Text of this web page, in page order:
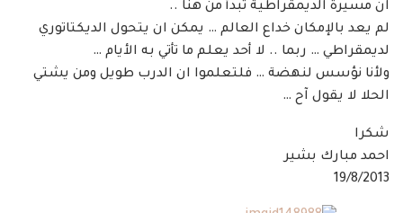
ان مسيرة الديمقراطية تبدأ من هنا ..
لم يعد بالإمكان خداع العالم … يمكن ان يتحول الديكتاتوري
لديمقراطي … ربما .. لا أحد يعلم ما تأتي به الأيام …
ولأنا نؤسس لنهضة … فلتعلموا ان الدرب طويل ومن يشتي
الحلا لا يقول آح …
شكرا
احمد مبارك بشير
19/8/2013